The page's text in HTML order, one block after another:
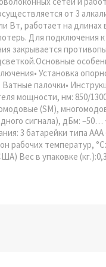
от 3
работает на длинах
Для подключения
закрывается
Установка
палочки•
мощности, нм: 850/
(SM),
сигнала), дБм: –50…
3 батарейки типа
рабочих температур,
Вес в упаковке